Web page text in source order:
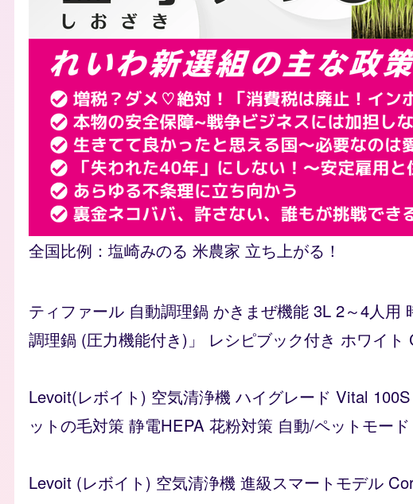
flyer_explain
全国比例：塩崎みのる 米農家 立ち上がる！
ティファール 自動調理鍋 かきまぜ機能 3L 2～4人
調理鍋 (圧力機能付き)」 レシピブック付き ホワイト
Levoit(レボイト) 空気清浄機 ハイグレード Vital
ットの毛対策 静電HEPA 花粉対策 自動/ペットモード
Levoit (レボイト) 空気清浄機 進級スマートモデル